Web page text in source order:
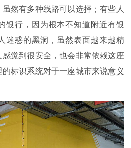
然有多种线路可以选择；有些人
银行，因为根本不知道附近有银
迷惑的黑洞，虽然表面越来越精
觉到很安全，也会非常依赖这座
标识系统对于一座城市来说意义